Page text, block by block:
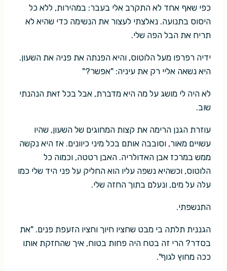
כפי שאף אחד לא התקרב אלי בעבר: במהירות, ללא כל
היסוס בתנועה. נאלצתי לעצור את הנשימה כדי שהיא לא
תריח את הבל הפה שלי.
ידיה רפרפו מעל הלוטוס, והיא הפנתה את פניה את השעון.
היא נשאה אליי רק את עיניה: "אפשר?"
לא היה לי מושג על מה היא מדברת, אבל בכל זאת הנהנתי
שוב.
עוזרת הגנן הרימה את קצות המחוגים של השעון, שהיו
עשויים מאור, וסובבה אותם בכל מיני כיוונים. אז היא נקשה
ממש במרכז אבן האדולריה. האבן רטטה, וכמוה כל
הלוטוס, וכשהיא נשפה עליו הוא החליק על פני היד שלי כמו
עלה על מים, ונעלם בתוך החזה שלי.
התנשפתי.
הגננית תלתה בי מבט שחציו חיוך וחציו הזעפת פנים. "את
בסדר? הרי זה בטח היה פחות בטוח, איך שהחזקת אותו
ככה מחוץ לגוף".